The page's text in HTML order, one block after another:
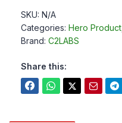
SKU: N/A
Categories: Hero Product
Brand: C2LABS
Share this: